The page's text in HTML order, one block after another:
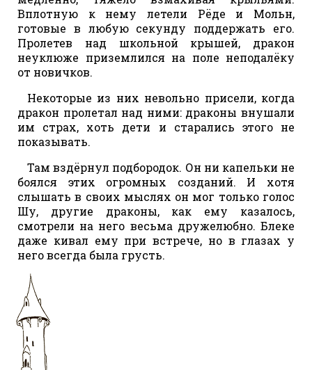
Вплотную к нему летели Рёде и Мольн,
готовые в любую секунду поддержать его.
Пролетев над школьной крышей, дракон
неуклюже приземлился на поле неподалёку
от новичков.
Некоторые из них невольно присели, когда
дракон пролетал над ними: драконы внушали
им страх, хоть дети и старались этого не
показывать.
Там вздёрнул подбородок. Он ни капельки не
боялся этих огромных созданий. И хотя
слышать в своих мыслях он мог только голос
Шу, другие драконы, как ему казалось,
смотрели на него весьма дружелюбно. Блеке
даже кивал ему при встрече, но в глазах у
него всегда была грусть.